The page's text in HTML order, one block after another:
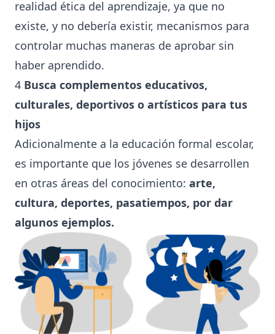
realidad ética del aprendizaje, ya que no
existe, y no debería existir, mecanismos para
controlar muchas maneras de aprobar sin
haber aprendido.
4 Busca complementos educativos,
culturales, deportivos o artísticos para tus
hijos
Adicionalmente a la educación formal escolar,
es importante que los jóvenes se desarrollen
en otras áreas del conocimiento: arte,
cultura, deportes, pasatiempos, por dar
algunos ejemplos.